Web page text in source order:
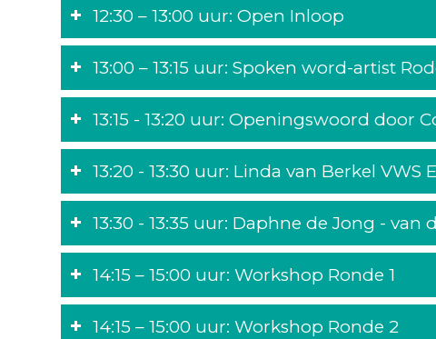
12:30 – 13:00 uur: Open Inloop
13:00 – 13:15 uur: Spoken word-artist
13:15 - 13:20 uur: Openingswoord door
13:20 - 13:30 uur: Linda van Berkel
13:30 - 13:35 uur: Daphne de Jong - van
14:15 – 15:00 uur: Workshop Ronde 1
14:15 – 15:00 uur: Workshop Ronde 2